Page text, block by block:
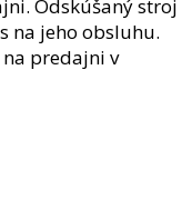
Odskúšaný stroj
na jeho obsluhu.
predajni v